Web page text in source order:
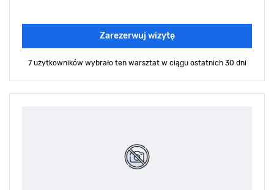
Zarezerwuj wizytę
7 użytkowników wybrało ten warsztat w ciągu ostatnich 30 dni